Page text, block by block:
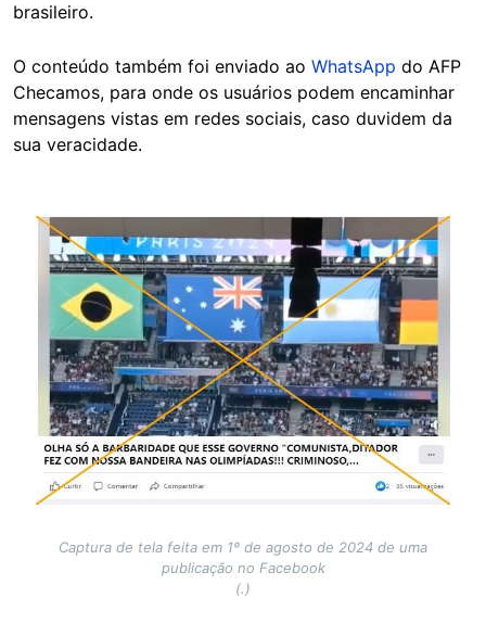
brasileiro.
O conteúdo também foi enviado ao WhatsApp do AFP
Checamos, para onde os usuários podem encaminhar
mensagens vistas em redes sociais, caso duvidem da
sua veracidade.
Image
Captura de tela feita em 1º de agosto de 2024 de uma
publicação no Facebook
(.)